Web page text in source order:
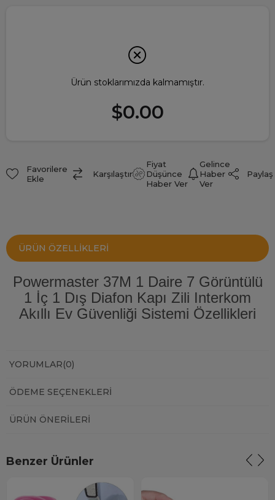
Ürün stoklarımızda kalmamıştır.
$0.00
Favorilere
Ekle
Karşılaştır
Fiyat
Düşünce
Haber Ver
Gelince
Haber
Ver
Paylaş
ÜRÜN ÖZELLIKLERI
Powermaster 37M 1 Daire 7 Görüntülü
1 İç 1 Dış Diafon Kapı Zili Interkom
Akıllı Ev Güvenliği Sistemi Özellikleri
YORUMLAR(0)
ÖDEME SEÇENEKLERI
ÜRÜN ÖNERILERI
Benzer Ürünler